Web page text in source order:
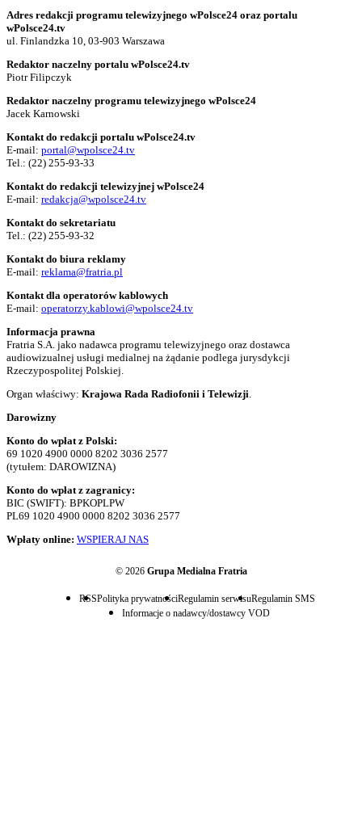
Adres redakcji programu telewizyjnego wPolsce24 oraz portalu
wPolsce24.tv
ul. Finlandzka 10, 03-903 Warszawa
Redaktor naczelny portalu wPolsce24.tv
Piotr Filipczyk
Redaktor naczelny programu telewizyjnego wPolsce24
Jacek Karnowski
Kontakt do redakcji portalu wPolsce24.tv
E-mail: portal@wpolsce24.tv
Tel.: (22) 255-93-33
Kontakt do redakcji telewizyjnej wPolsce24
E-mail: redakcja@wpolsce24.tv
Kontakt do sekretariatu
Tel.: (22) 255-93-32
Kontakt do biura reklamy
E-mail: reklama@fratria.pl
Kontakt dla operatorów kablowych
E-mail: operatorzy.kablowi@wpolsce24.tv
Informacja prawna
Fratria S.A. jako nadawca programu telewizyjnego oraz dostawca
audiowizualnej usługi medialnej na żądanie podlega jurysdykcji
Rzeczypospolitej Polskiej.
Organ właściwy: Krajowa Rada Radiofonii i Telewizji
Darowizny
Konto do wpłat z Polski:
69 1020 4900 0000 8202 3036 2577
(tytułem: DAROWIZNA)
Konto do wpłat z zagranicy:
BIC (SWIFT): BPKOPLPW
PL69 1020 4900 0000 8202 3036 2577
Wpłaty online: WSPIERAJ NAS
© 2026 Grupa Medialna Fratria
RSSPolityka prywatnościRegulamin serwisuRegulamin SMS
Informacje o nadawcy/dostawcy VOD